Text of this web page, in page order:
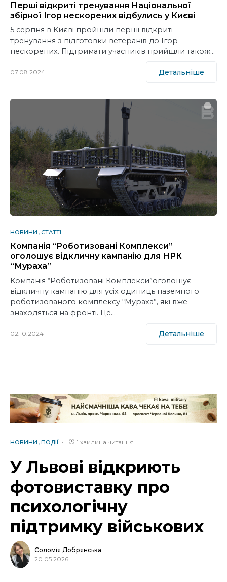
Перші відкриті тренування Національної
збірної Ігор нескорених відбулись у Києві
5 серпня в Києві пройшли перші відкриті
тренування з підготовки ветеранів до Ігор
нескорених. Підтримати учасників прийшли також…
07.08.2024 Детальніше
НОВИНИ СТАТТІ
Компанія “Роботизовані Комплекси”
оголошує відкличну кампанію для НРК
“Мураха”
Компанія “Роботизовані Комплекси”оголошує
відкличну кампанію для усіх одиниць наземного
роботизованого комплексу “Мураха”, які вже
знаходяться на фронті. Це…
02.10.2024 Детальніше
НОВИНИ ПОДІЇ 1 хвилина читання
У Львові відкриють
фотовиставку про
психологічну
підтримку військових
Соломія Добрянська
20.05.2026